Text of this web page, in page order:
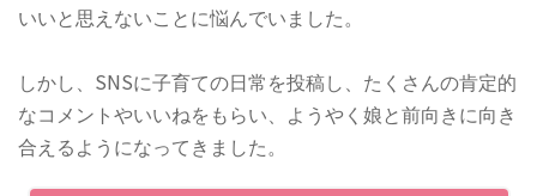
いいと思えないことに悩んでいました。
しかし、SNSに子育ての日常を投稿し、たくさんの肯定的
なコメントやいいねをもらい、ようやく娘と前向きに向き
合えるようになってきました。